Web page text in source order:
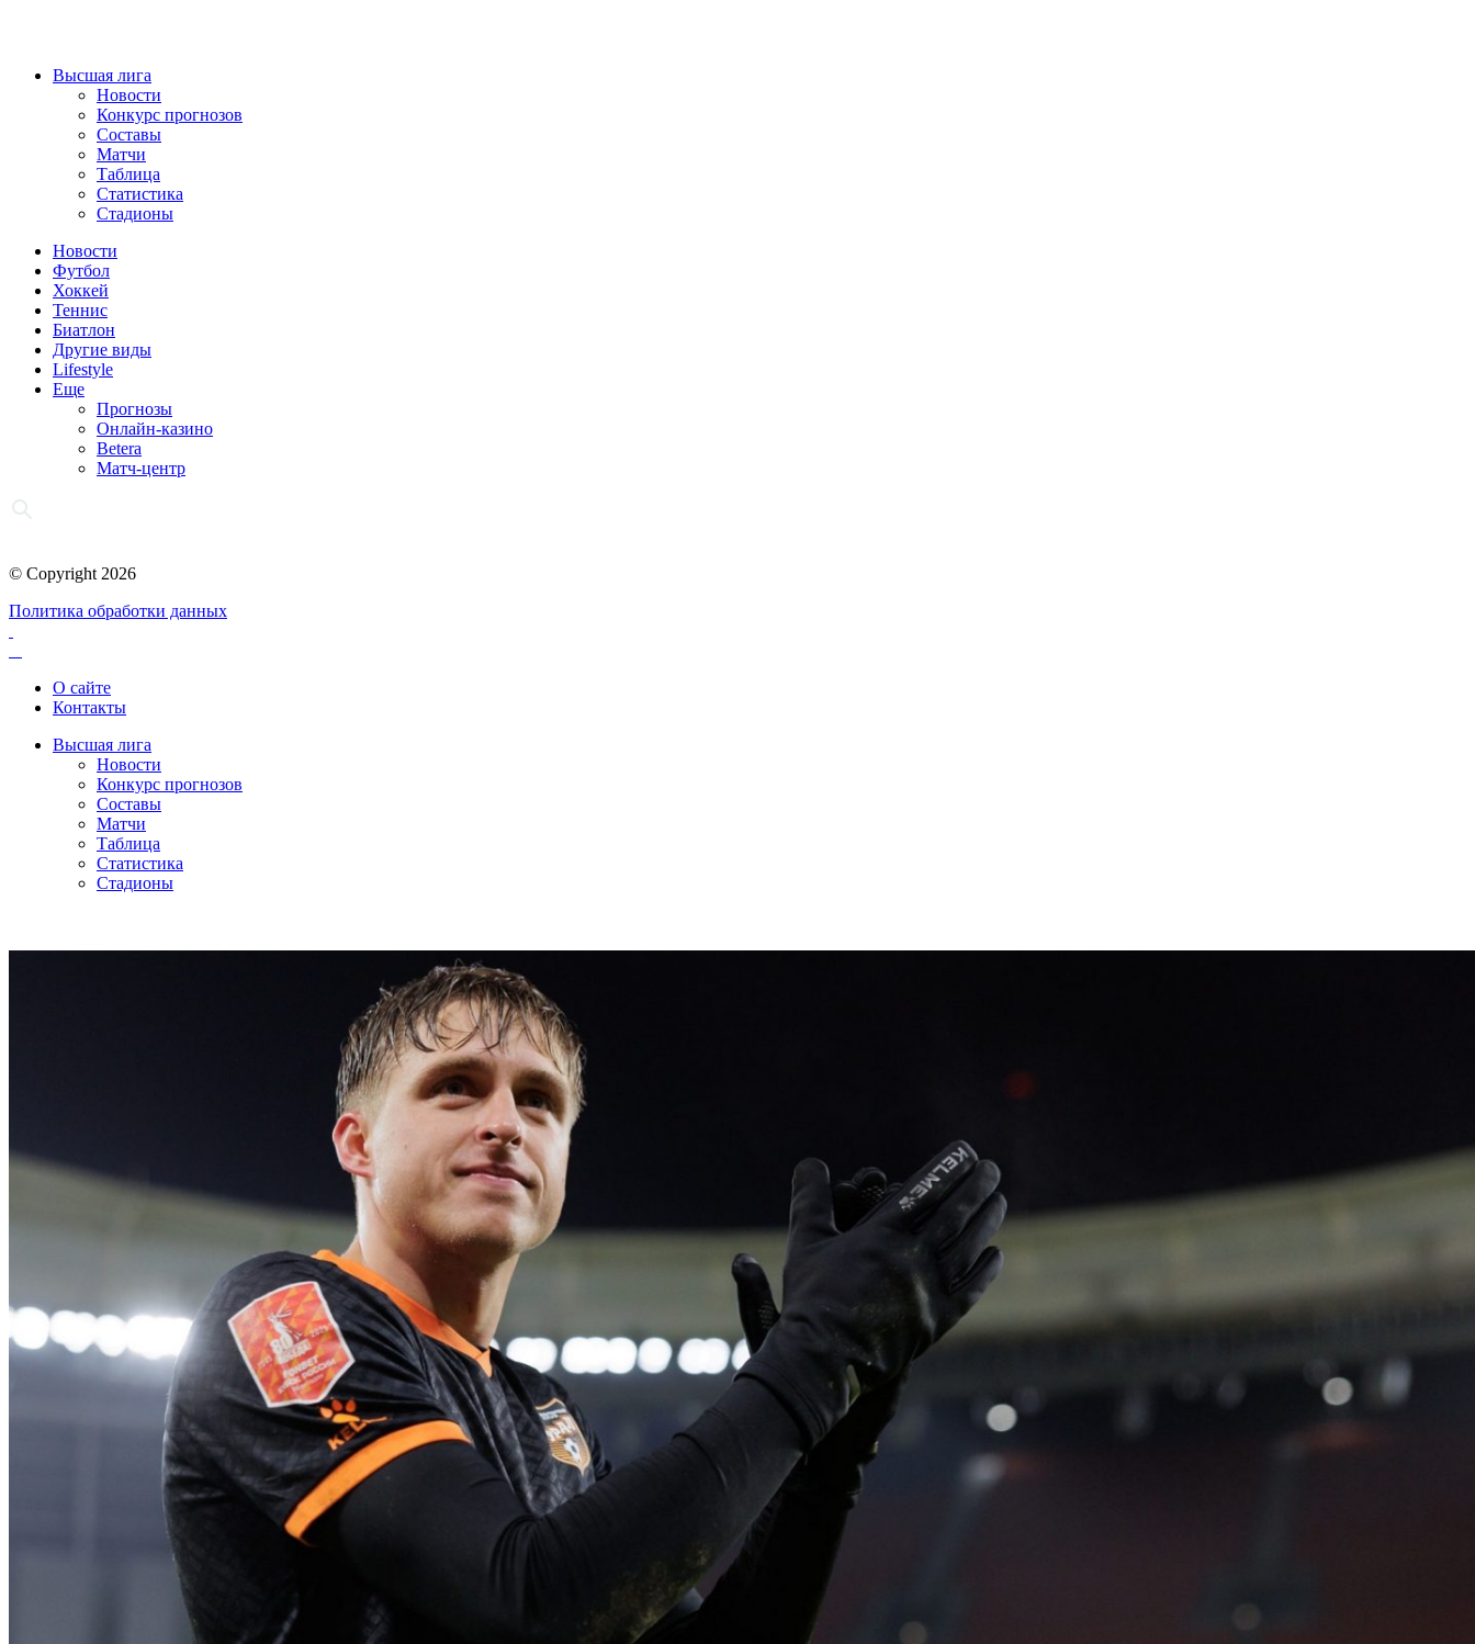
Высшая лига
Новости
Конкурс прогнозов
Составы
Матчи
Таблица
Статистика
Стадионы
Новости
Футбол
Хоккей
Теннис
Биатлон
Другие виды
Lifestyle
Еще
Прогнозы
Онлайн-казино
Betera
Матч-центр
© Copyright 2026
Политика обработки данных
О сайте
Контакты
Высшая лига
Новости
Конкурс прогнозов
Составы
Матчи
Таблица
Статистика
Стадионы